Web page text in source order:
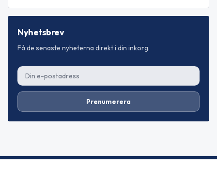
Nyhetsbrev
Få de senaste nyheterna direkt i din inkorg.
Prenumerera